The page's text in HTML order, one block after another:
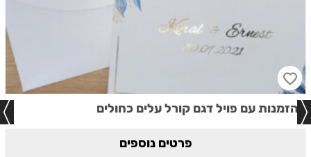
הזמנות עם פויל דגם קורל עלים כחולים
פרטים נוספים